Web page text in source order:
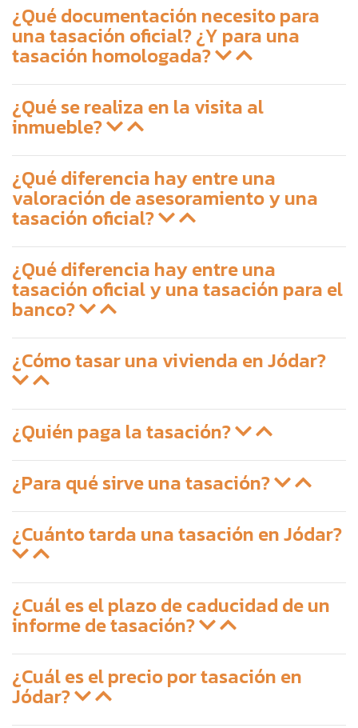
¿Qué documentación necesito para
una tasación oficial? ¿Y para una
tasación homologada?
¿Qué se realiza en la visita al
inmueble?
¿Qué diferencia hay entre una
valoración de asesoramiento y una
tasación oficial?
¿Qué diferencia hay entre una
tasación oficial y una tasación para el
banco?
¿Cómo tasar una vivienda en Jódar?
¿Quién paga la tasación?
¿Para qué sirve una tasación?
¿Cuánto tarda una tasación en Jódar?
¿Cuál es el plazo de caducidad de un
informe de tasación?
¿Cuál es el precio por tasación en
Jódar?